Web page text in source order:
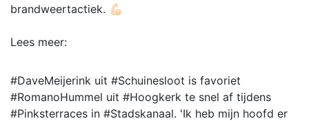
brandweertactiek. 💪🏻
Lees meer:
#DaveMeijerink uit #Schuinesloot is favoriet
#RomanoHummel uit #Hoogkerk te snel af tijdens
#Pinksterraces in #Stadskanaal. 'Ik heb mijn hoofd er